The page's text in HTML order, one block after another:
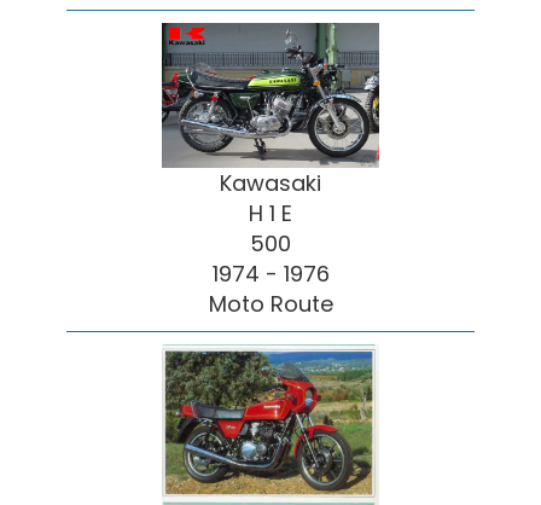
Kawasaki
H 1 E
500
1974 - 1976
Moto Route